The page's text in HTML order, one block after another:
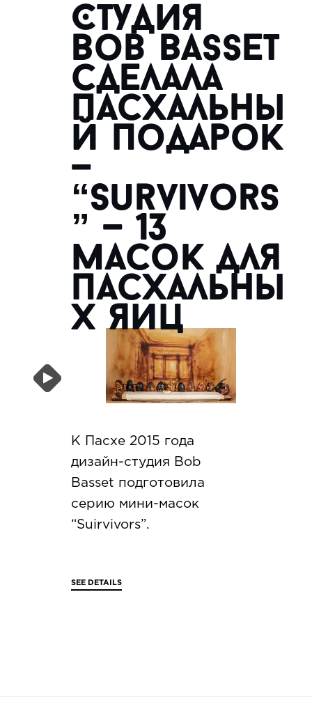
Студия
Bob Basset
сделала
пасхальны
й подарок
—
“Survivors
” — 13
масок для
пасхальны
х яиц
К Пасхе 2015 года
дизайн-студия Bob
Basset подготовила
серию мини-масок
“Suirvivors”.
SEE DETAILS